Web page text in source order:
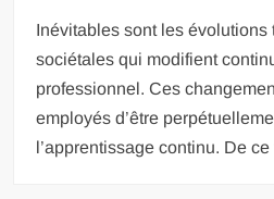
Inévitables sont les évolutions
sociétales qui modifient
professionnel. Ces
employés d’être
l’apprentissage continu. De